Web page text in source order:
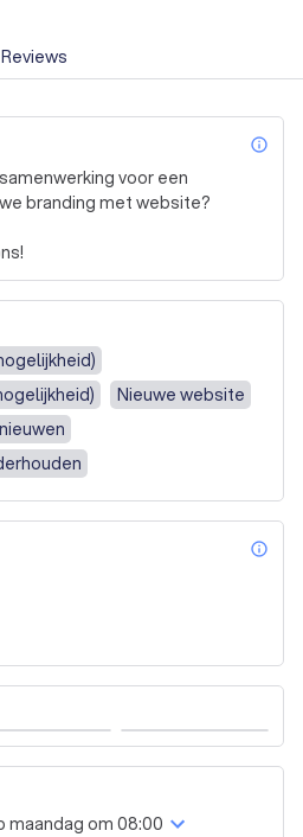
Reviews
voor een
branding met website?
Nieuwe website
maandag om 08:00